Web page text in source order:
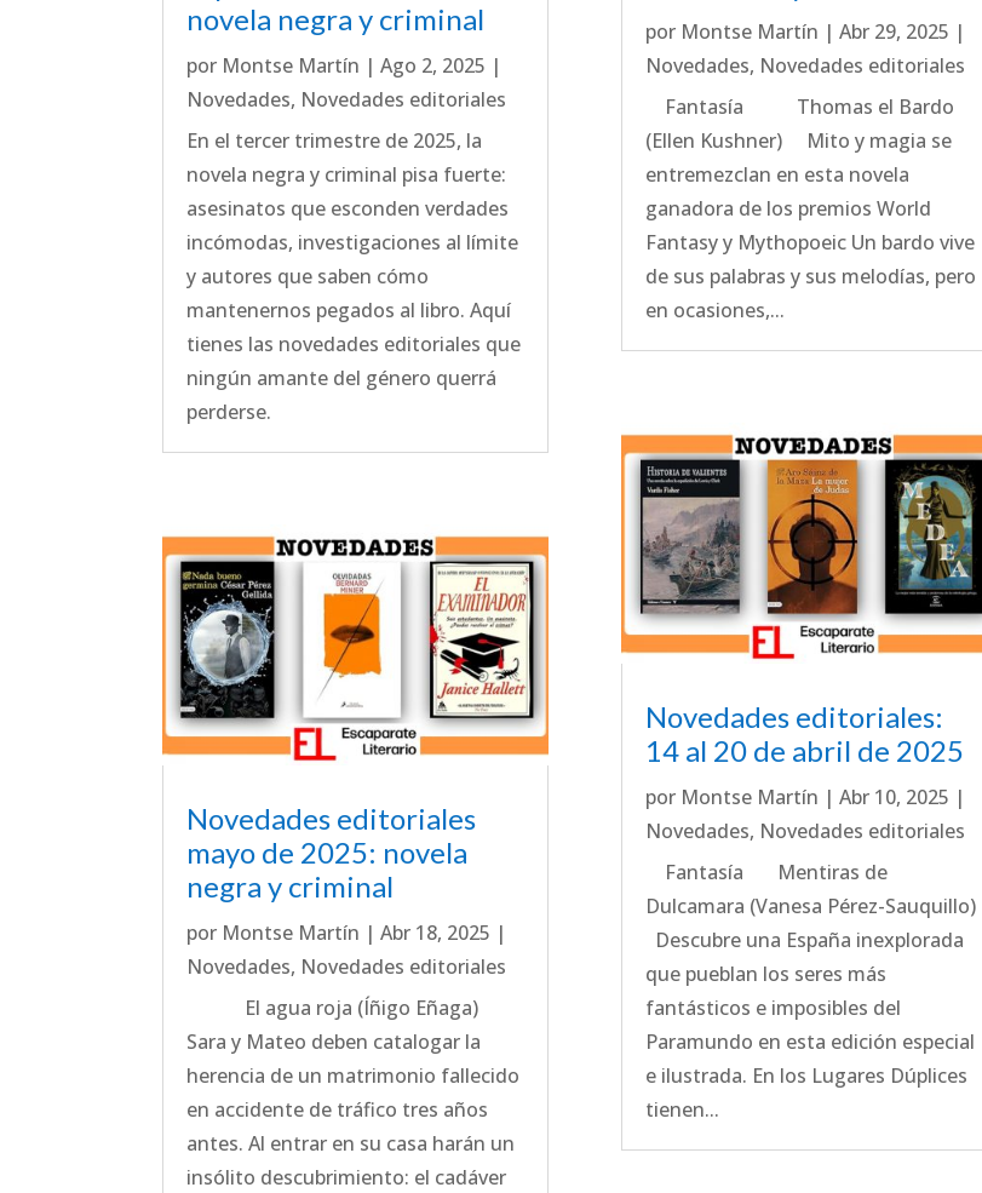
novela negra y criminal
por Montse Martín |Ago 2, 2025 |
Novedades, Novedades editoriales
En el tercer trimestre de 2025, la
novela negra y criminal pisa fuerte:
asesinatos que esconden verdades
incómodas, investigaciones al límite
y autores que saben cómo
mantenernos pegados al libro. Aquí
tienes las novedades editoriales que
ningún amante del género querrá
perderse.
Novedades editoriales
mayo de 2025: novela
negra y criminal
por Montse Martín |Abr 18, 2025 |
Novedades, Novedades editoriales
El agua roja (Íñigo Eñaga)
Sara y Mateo deben catalogar la
herencia de un matrimonio fallecido
en accidente de tráfico tres años
antes. Al entrar en su casa harán un
insólito descubrimiento: el cadáver
por Montse Martín | Abr 29, 2025 |
Novedades, Novedades editoriales
Fantasía Thomas el Bardo
(Ellen Kushner) Mito y magia se
entremezclan en esta novela
ganadora de los premios World
Fantasy y Mythopoeic Un bardo vive
de sus palabras y sus melodías, pero
en ocasiones,...
Novedades editoriales:
14 al 20 de abril de 2025
por Montse Martín | Abr 10, 2025 |
Novedades, Novedades editoriales
Fantasía Mentiras de
Dulcamara (Vanesa Pérez-Sauquillo)
Descubre una España inexplorada
que pueblan los seres más
fantásticos e imposibles del
Paramundo en esta edición especial
e ilustrada. En los Lugares Dúplices
tienen...